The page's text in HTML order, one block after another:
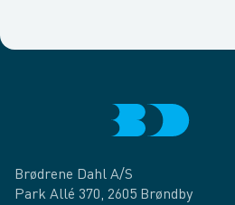
Brødrene Dahl A/S
Park Allé 370, 2605 Brøndby